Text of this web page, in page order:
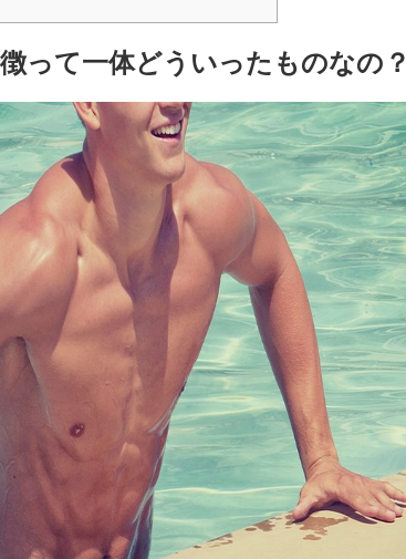
って一体どういったものなの？